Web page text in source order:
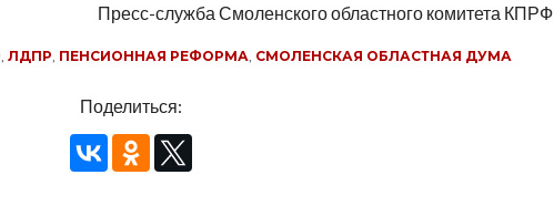
Пресс-служба Смоленского областного комитета КПРФ
ЛДПР ПЕНСИОННАЯ РЕФОРМА СМОЛЕНСКАЯ ОБЛАСТНАЯ ДУМА
Поделиться: